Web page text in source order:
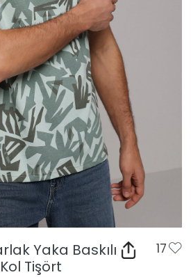
Yaka Baskılı
Tişört
17